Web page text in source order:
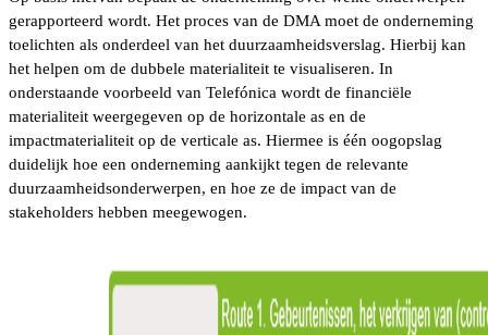
gerapporteerd wordt. Het proces van de DMA moet de onderneming
toelichten als onderdeel van het duurzaamheidsverslag. Hierbij kan
het helpen om de dubbele materialiteit te visualiseren. In
onderstaande voorbeeld van Telefónica wordt de financiële
materialiteit weergegeven op de horizontale as en de
impactmaterialiteit op de verticale as. Hiermee is één oogopslag
duidelijk hoe een onderneming aankijkt tegen de relevante
duurzaamheidsonderwerpen, en hoe ze de impact van de
stakeholders hebben meegewogen.